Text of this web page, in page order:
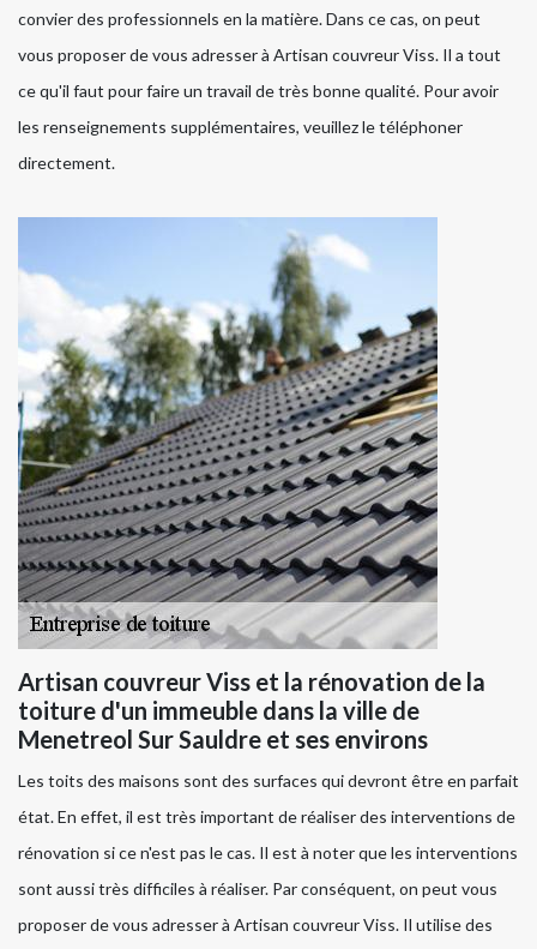
convier des professionnels en la matière. Dans ce cas, on peut
vous proposer de vous adresser à Artisan couvreur Viss. Il a tout
ce qu'il faut pour faire un travail de très bonne qualité. Pour avoir
les renseignements supplémentaires, veuillez le téléphoner
directement.
Artisan couvreur Viss et la rénovation de la
toiture d'un immeuble dans la ville de
Menetreol Sur Sauldre et ses environs
Les toits des maisons sont des surfaces qui devront être en parfait
état. En effet, il est très important de réaliser des interventions de
rénovation si ce n'est pas le cas. Il est à noter que les interventions
sont aussi très difficiles à réaliser. Par conséquent, on peut vous
proposer de vous adresser à Artisan couvreur Viss. Il utilise des